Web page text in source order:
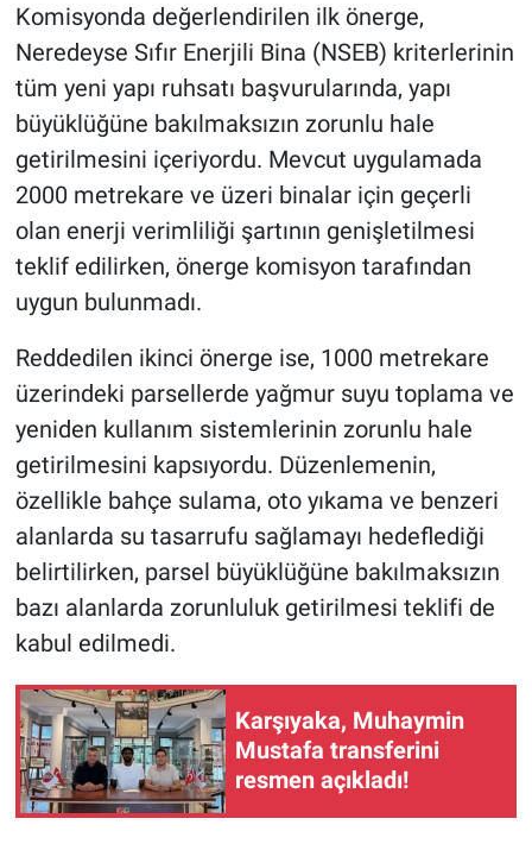
Komisyonda değerlendirilen ilk önerge,
Neredeyse Sıfır Enerjili Bina (NSEB) kriterlerinin
tüm yeni yapı ruhsatı başvurularında, yapı
büyüklüğüne bakılmaksızın zorunlu hale
getirilmesini içeriyordu. Mevcut uygulamada
2000 metrekare ve üzeri binalar için geçerli
olan enerji verimliliği şartının genişletilmesi
teklif edilirken, önerge komisyon tarafından
uygun bulunmadı.
Reddedilen ikinci önerge ise, 1000 metrekare
üzerindeki parsellerde yağmur suyu toplama ve
yeniden kullanım sistemlerinin zorunlu hale
getirilmesini kapsıyordu. Düzenlemenin,
özellikle bahçe sulama, oto yıkama ve benzeri
alanlarda su tasarrufu sağlamayı hedeflediği
belirtilirken, parsel büyüklüğüne bakılmaksızın
bazı alanlarda zorunluluk getirilmesi teklifi de
kabul edilmedi.
Karşıyaka, Muhaymin
Mustafa transferini
resmen açıkladı!